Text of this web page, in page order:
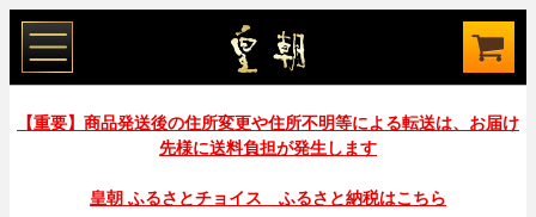
【重要】商品発送後の住所変更や住所不明等による転送は、お届け
先様に送料負担が発生します
皇朝 ふるさとチョイス ふるさと納税はこちら